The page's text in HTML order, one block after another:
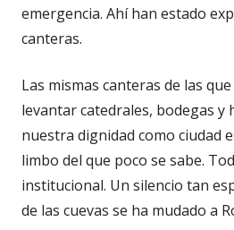
emergencia. Ahí han estado
canteras.
Las mismas canteras de las
levantar catedrales, bodegas y
nuestra dignidad como ciudad
limbo del que poco se sabe.
institucional. Un silencio tan
de las cuevas se ha mudado a